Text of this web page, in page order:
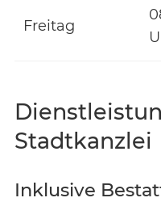
Freitag
Stadtkanzlei
Inklusive